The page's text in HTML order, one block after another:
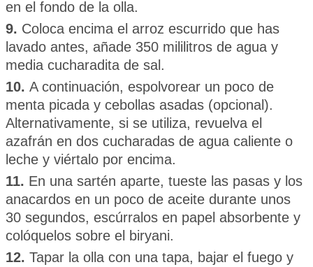
en el fondo de la olla.
9. Coloca encima el arroz escurrido que has
lavado antes, añade 350 mililitros de agua y
media cucharadita de sal.
10. A continuación, espolvorear un poco de
menta picada y cebollas asadas (opcional).
Alternativamente, si se utiliza, revuelva el
azafrán en dos cucharadas de agua caliente o
leche y viértalo por encima.
11. En una sartén aparte, tueste las pasas y los
anacardos en un poco de aceite durante unos
30 segundos, escúrralos en papel absorbente y
colóquelos sobre el biryani.
12. Tapar la olla con una tapa, bajar el fuego y